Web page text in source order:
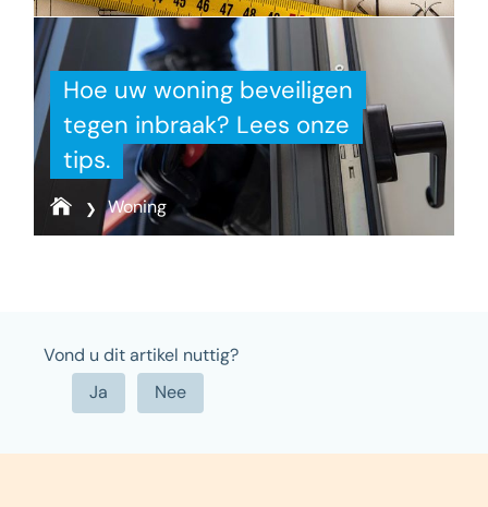
Hoe uw woning beveiligen
tegen inbraak? Lees onze
tips.
Woning
Vond u dit artikel nuttig?